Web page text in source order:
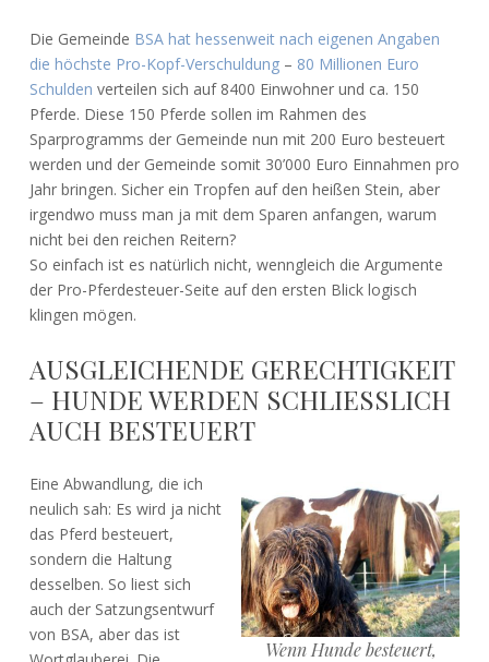
Die Gemeinde BSA hat hessenweit nach eigenen Angaben
die höchste Pro-Kopf-Verschuldung– 80 Millionen Euro
Schulden verteilen sich auf 8400 Einwohner und ca. 150
Pferde. Diese 150 Pferde sollen im Rahmen des
Sparprogramms der Gemeinde nun mit 200 Euro besteuert
werden und der Gemeinde somit 30’000 Euro Einnahmen pro
Jahr bringen. Sicher ein Tropfen auf den heißen Stein, aber
irgendwo muss man ja mit dem Sparen anfangen, warum
nicht bei den reichen Reitern?
So einfach ist es natürlich nicht, wenngleich die Argumente
der Pro-Pferdesteuer-Seite auf den ersten Blick logisch
klingen mögen.
AUSGLEICHENDE GERECHTIGKEIT
– HUNDE WERDEN SCHLIESSLICH A
UCH BESTEUERT
Wenn Hunde besteuert,
Eine Abwandlung, die ich
neulich sah: Es wird ja nicht
das Pferd besteuert,
sondern die Haltung
desselben. So liest sich
auch der Satzungsentwurf
von BSA, aber das ist